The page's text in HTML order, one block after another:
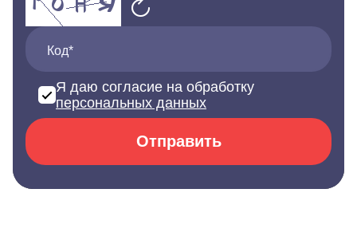
Код*
Я даю согласие на обработку
персональных данных
Отправить